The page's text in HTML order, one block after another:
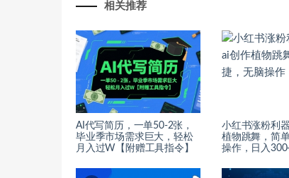
相关推荐
AI代写简历，一单50-2张，
毕业季市场需求巨大，轻松
月入过W【附赠工具指令】
小红书涨粉利
植物跳舞，简
操作，日入